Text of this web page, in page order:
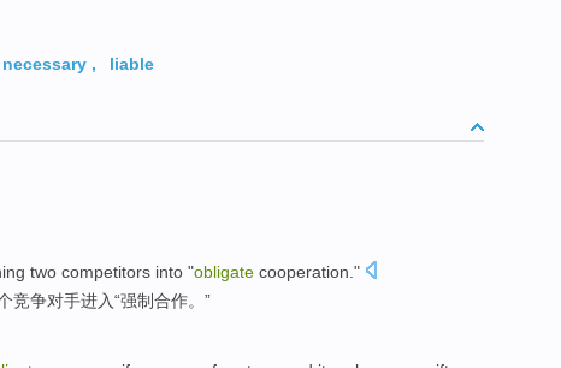
necessary , liable
two competitors into "obligate cooperation ."
竞争对手进入“强制合作。”